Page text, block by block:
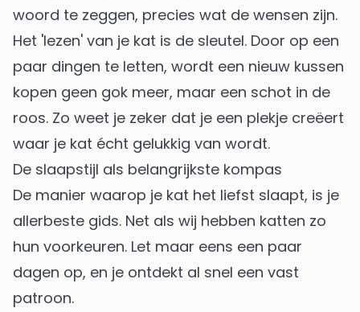
woord te zeggen, precies wat de wensen zijn.
Het 'lezen' van je kat is de sleutel. Door op een
paar dingen te letten, wordt een nieuw kussen
kopen geen gok meer, maar een schot in de
roos. Zo weet je zeker dat je een plekje creëert
waar je kat écht gelukkig van wordt.
De slaapstijl als belangrijkste kompas
De manier waarop je kat het liefst slaapt, is je
allerbeste gids. Net als wij hebben katten zo
hun voorkeuren. Let maar eens een paar
dagen op, en je ontdekt al snel een vast
patroon.